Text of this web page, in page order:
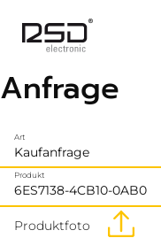
Anfrage
Art
Produkt
Produktfoto